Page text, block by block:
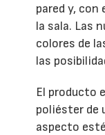
pared y, con
la sala. Las
colores de
las
El producto
poliéster de
aspecto